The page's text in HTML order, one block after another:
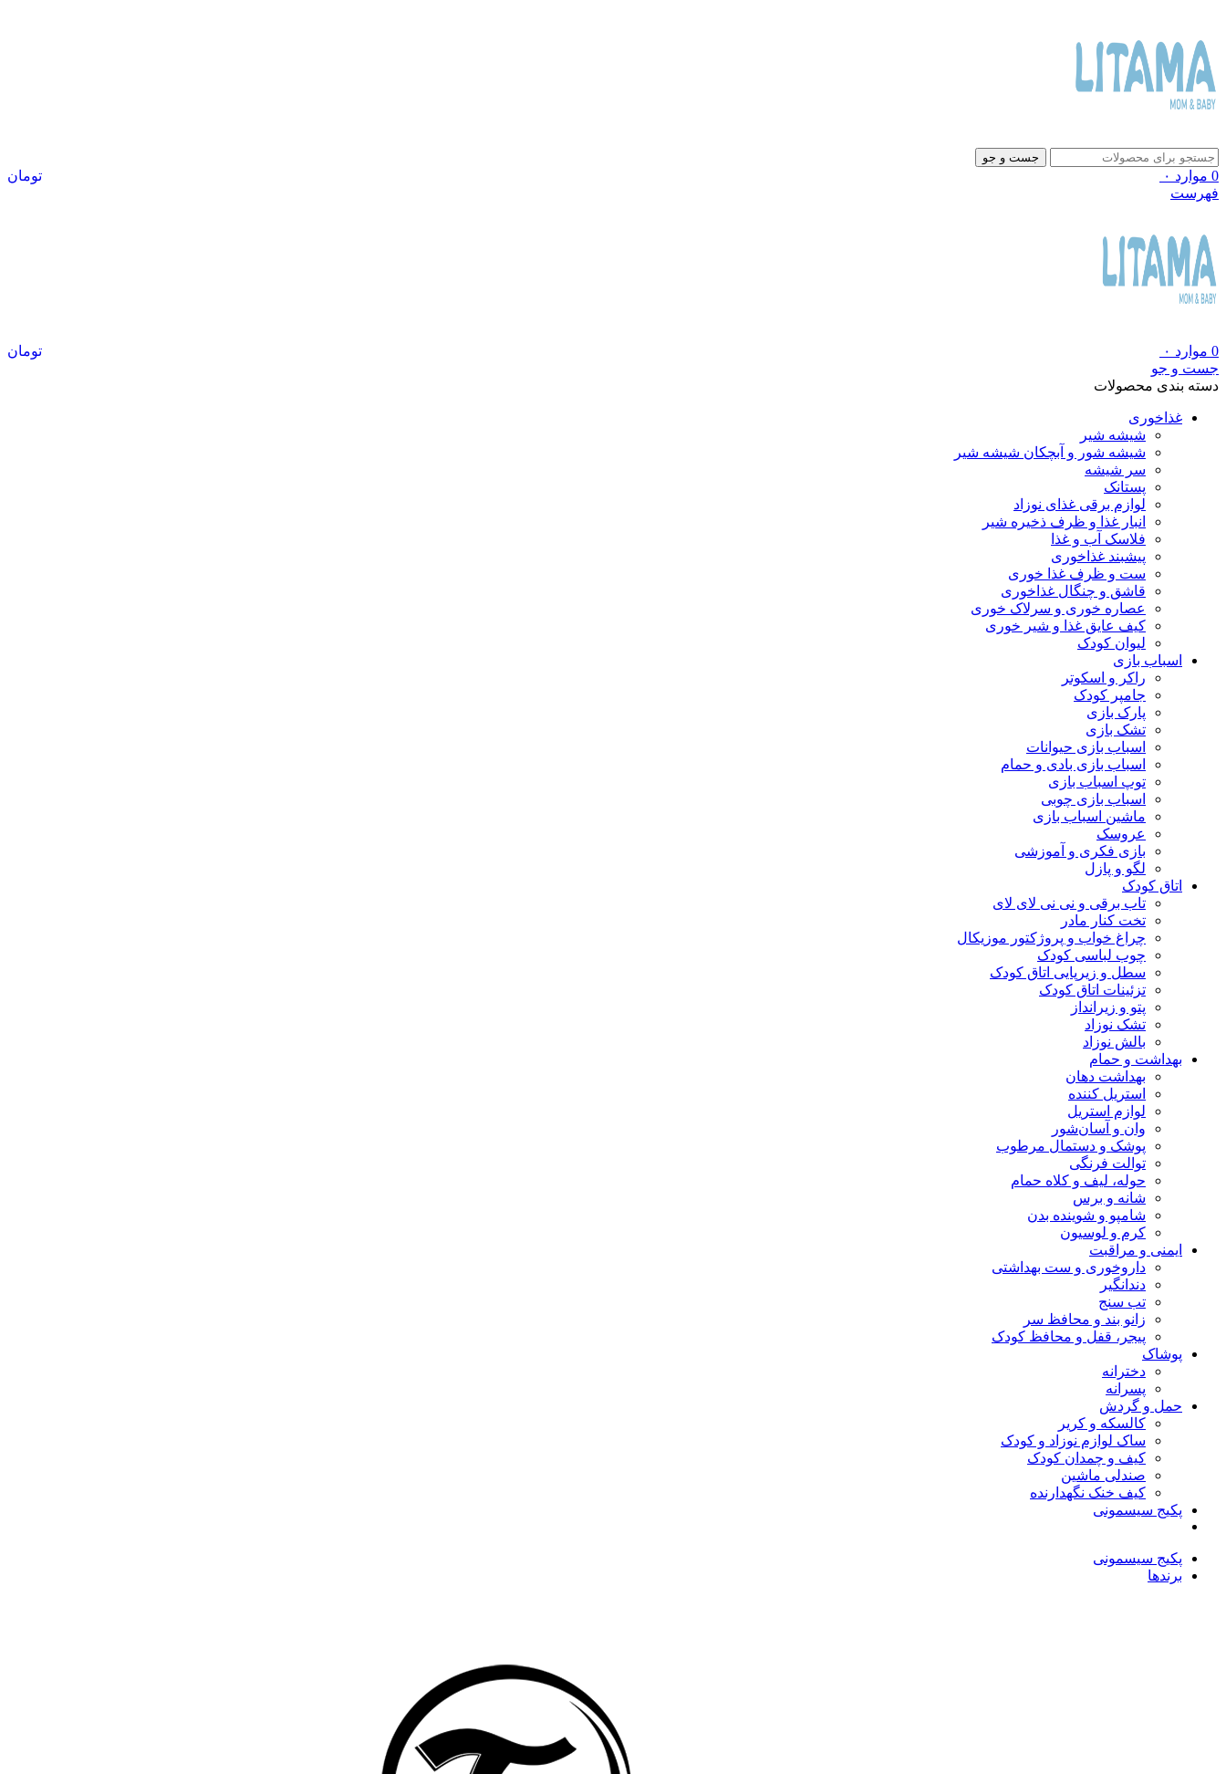
جست و جو
0 موارد ۰
تومان
فهرست
0 موارد ۰
تومان
جست و جو
دسته بندی محصولات
غذاخوری
شیشه شیر
شیشه ‌شور و آبچکان شیشه‌ شیر
سر شیشه
پستانک
لوازم برقی غذای نوزاد
انبار غذا و ظرف ذخیره شیر
فلاسک آب و غذا
پیشبند غذاخوری
ست و ظرف غذا خوری
قاشق و چنگال غذاخوری
عصاره خوری و سرلاک خوری
کیف عایق غذا و شیر خوری
لیوان کودک
اسباب بازی
راکر و اسکوتر
جامپر کودک
پارک بازی
تشک بازی
اسباب بازی حیوانات
اسباب بازی بادی و حمام
توپ اسباب بازی
اسباب بازی چوبی
ماشین اسباب بازی
عروسک
بازی فکری و آموزشی
لگو و پازل
اتاق کودک
تاب برقی و نی نی لای لای
تخت کنار مادر
چراغ خواب و پروژکتور موزیکال
چوب لباسی کودک
سطل و زیرپایی اتاق کودک
تزئینات اتاق کودک
پتو و زیرانداز
تشک نوزاد
بالش نوزاد
بهداشت و حمام
بهداشت دهان
استریل کننده
لوازم استریل
وان و آسان‌شور
پوشک و دستمال مرطوب
توالت فرنگی
حوله، لیف و کلاه حمام
شانه و برس
شامپو و شوینده بدن
کرم و لوسیون
ایمنی و مراقبت
داروخوری و ست بهداشتی
دندانگیر
تب‌ سنج
زانو بند و محافظ سر
پیجر، قفل و محافظ کودک
پوشاک
دخترانه
پسرانه
حمل و گردش
کالسکه و کریر
ساک لوازم نوزاد و کودک
کیف و چمدان کودک
صندلی ماشین
کیف خنک نگهدارنده
پکیج سیسمونی
پکیج سیسمونی
برندها